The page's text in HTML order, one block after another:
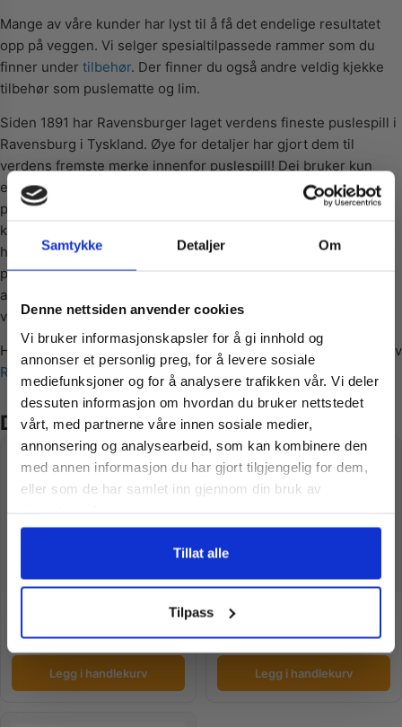
Samtykke Detaljer Om
Denne nettsiden anvender cookies
Vi bruker informasjonskapsler for å gi innhold og
annonser et personlig preg, for å levere sosiale
mediefunksjoner og for å analysere trafikken vår. Vi deler
dessuten informasjon om hvordan du bruker nettstedet
vårt, med partnerne våre innen sosiale medier,
annonsering og analysearbeid, som kan kombinere den
med annen informasjon du har gjort tilgjengelig for dem,
eller som de har samlet inn gjennom din bruk av
Tillat alle
Tilpass
Mange av våre kunder har lyst til å få det endelige resultatet
opp på veggen. Vi selger spesialtilpassede rammer som du
finner under tilbehør. Der finner du også andre veldig kjekke
tilbehør som puslematte og lim.
Siden 1891 har Ravensburger laget verdens fineste puslespill i
Ravensburg i Tyskland. Øye for detaljer har gjort dem til
verdens fremste merke innenfor puslespill! Dei bruker kun
eksklusivt utviklet og ekstra tykt papp i kombinasjon med fine
papir av lin, for å skape blendefrie puslebiter i en kvalitet du
kan se og føle på. Vårt skjæreverktøy er utviklet og laget for
hånd. Det sikrer at ingen biter er like og garanterer at
puslebitene passer perfekt inn i hverandre. Puslespill er en
aktivitet som passer perfekt sammen med familie og gode
venner, og spesielt med Ravensburgers høye kvalitet!
Her kan du lese mer om disse puslespillene fra produsenten av
Ravensburger
Du liker kanskje også…
kr379,00
Legg i handlekurv
Puslespillmatte –
kr349,00
Legg i handlekurv
Vil du ha
10% Rabatt?
Meld deg på vårt nyhetsbrev og motta
gode tilbud og produktinformasjon fra
oss¢!
Ja takk, jeg er med
Nei takk! Jeg betaler fullpris